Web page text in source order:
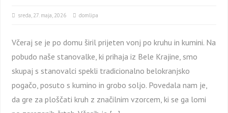
sreda, 27. maja, 2026 domlipa
Včeraj se je po domu širil prijeten vonj po kruhu in kumini. Na
pobudo naše stanovalke, ki prihaja iz Bele Krajine, smo
skupaj s stanovalci spekli tradicionalno belokranjsko
pogačo, posuto s kumino in grobo soljo. Povedala nam je,
da gre za ploščati kruh z značilnim vzorcem, ki se ga lomi